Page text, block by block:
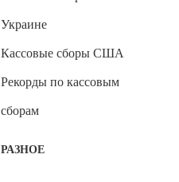
Украине
Кассовые сборы США
Рекорды по кассовым
сборам
РАЗНОЕ